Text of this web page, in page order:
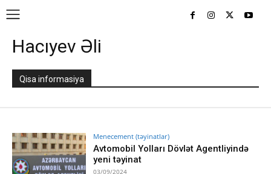
Hacıyev Əli
Qisa informasiya
Menecement (təyinatlar)
Avtomobil Yolları Dövlət Agentliyində
yeni təyinat
03/09/2024